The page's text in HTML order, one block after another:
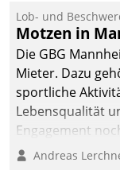
Ressort
künftige
gerüstet.
Lob- und
Motzen in
Die GBG
Mieter. Dazu
sportliche
Lebensqualität
Engagement
vonAndreas